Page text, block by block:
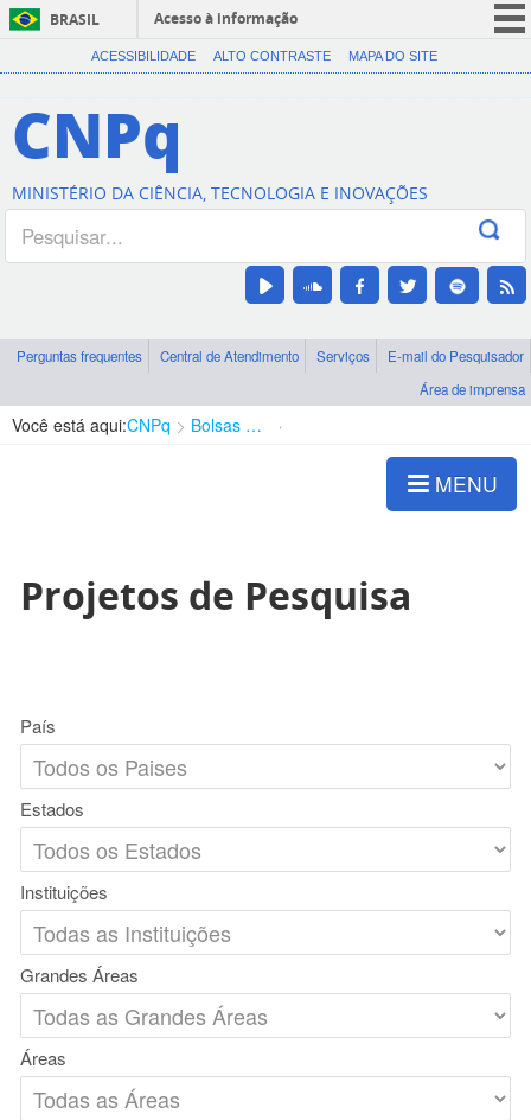
BRASIL
Acesso à informação
CORONAVÍRUS (COVID-19)
Canais
ACESSIBILIDADE ALTO CONTRASTE MAPA DO SITE
CNPq
MINISTÉRIO DA CIÊNCIA, TECNOLOGIA E INOVAÇÕES
Perguntas frequentes Central de Atendimento Serviços
E-mail do Pesquisador
Área de imprensa
Você está aqui:CNPq Bolsas e Auxílios Vigentes
MENU
Projetos de Pesquisa
País
Estados
Instituições
Grandes Áreas
Áreas